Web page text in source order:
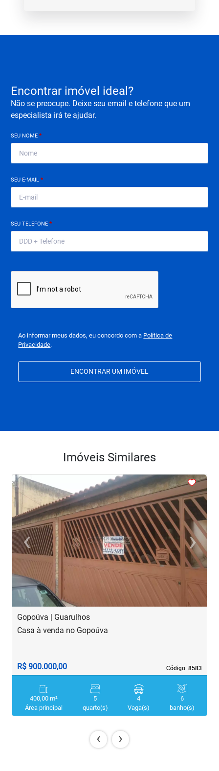
Encontrar imóvel ideal?
Não se preocupe. Deixe seu email e telefone que um
especialista irá te ajudar.
SEU NOME*
SEU E-MAIL*
SEU TELEFONE*
Ao informar meus dados, eu concordo com a Política de
Privacidade.
ENCONTRAR UM IMÓVEL
Imóveis Similares
<<<<
‹Previous ›Next
Gopoúva | Guarulhos
Código. 8583
Código. 8583
Casa à venda no Gopoúva
R$ 900.000,00
400,00 m²
Área principal
5
quarto(s)
4
Vaga(s)
6
banho(s)
‹ ›